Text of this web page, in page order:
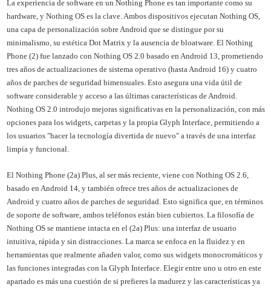
La experiencia de software en un Nothing Phone es tan importante como su
hardware, y Nothing OS es la clave. Ambos dispositivos ejecutan Nothing OS,
una capa de personalización sobre Android que se distingue por su
minimalismo, su estética Dot Matrix y la ausencia de bloatware. El Nothing
Phone (2) fue lanzado con Nothing OS 2.0 basado en Android 13, prometiendo
tres años de actualizaciones de sistema operativo (hasta Android 16) y cuatro
años de parches de seguridad bimensuales. Esto asegura una vida útil de
software considerable y acceso a las últimas características de Android.
Nothing OS 2.0 introdujo mejoras significativas en la personalización, con más
opciones para los widgets, carpetas y la propia Glyph Interface, permitiendo a
los usuarios "hacer la tecnología divertida de nuevo" a través de una interfaz
limpia y funcional.
El Nothing Phone (2a) Plus, al ser más reciente, viene con Nothing OS 2.6,
basado en Android 14, y también ofrece tres años de actualizaciones de
Android y cuatro años de parches de seguridad. Esto significa que, en términos
de soporte de software, ambos teléfonos están bien cubiertos. La filosofía de
Nothing OS se mantiene intacta en el (2a) Plus: una interfaz de usuario
intuitiva, rápida y sin distracciones. La marca se enfoca en la fluidez y en
herramientas que realmente añaden valor, como sus widgets monocromáticos y
las funciones integradas con la Glyph Interface. Elegir entre uno u otro en este
apartado es más una cuestión de si prefieres la madurez y las características ya